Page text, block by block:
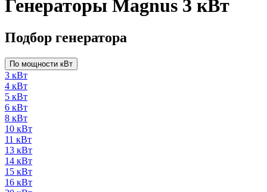
Генераторы Magnus 3 кВт
Подбор генератора
По мощности кВт
3 кВт
4 кВт
5 кВт
6 кВт
8 кВт
10 кВт
11 кВт
13 кВт
14 кВт
15 кВт
16 кВт